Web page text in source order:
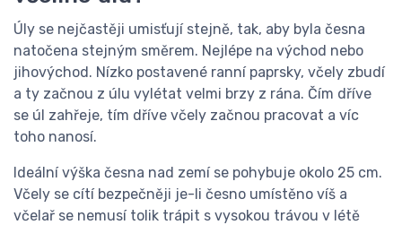
Úly se nejčastěji umisťují stejně, tak, aby byla česna
natočena stejným směrem. Nejlépe na východ nebo
jihovýchod. Nízko postavené ranní paprsky, včely zbudí
a ty začnou z úlu vylétat velmi brzy z rána. Čím dříve
se úl zahřeje, tím dříve včely začnou pracovat a víc
toho nanosí.
Ideální výška česna nad zemí se pohybuje okolo 25 cm.
Včely se cítí bezpečněji je-li česno umístěno víš a
včelař se nemusí tolik trápit s vysokou trávou v létě